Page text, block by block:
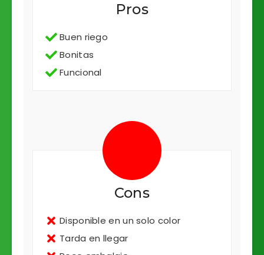
Pros
Buen riego
Bonitas
Funcional
Cons
Disponible en un solo color
Tarda en llegar